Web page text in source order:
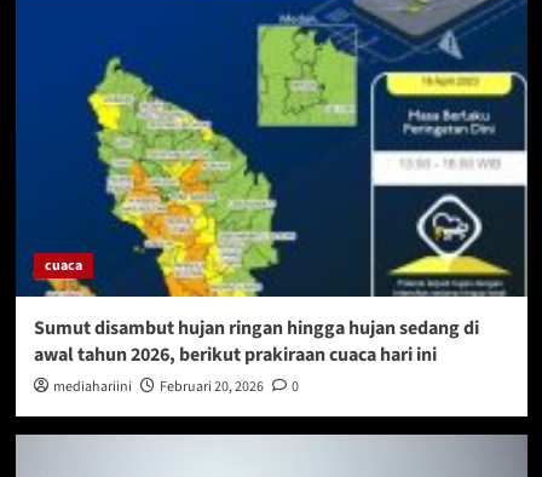
cuaca
Sumut disambut hujan ringan hingga hujan sedang di
awal tahun 2026, berikut prakiraan cuaca hari ini
mediahariini Februari 20, 2026 0